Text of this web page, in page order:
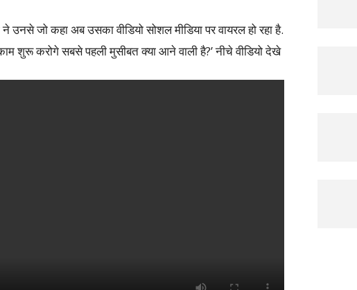
उनसे जो कहा अब उसका वीडियो सोशल मीडिया पर वायरल हो रहा है.
शुरू करोगे सबसे पहली मुसीबत क्या आने वाली है?’ नीचे वीडियो देखे